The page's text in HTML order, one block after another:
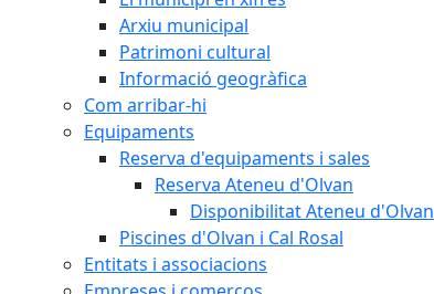
Arxiu municipal
Patrimoni cultural
Informació geogràfica
Com arribar-hi
Equipaments
Reserva d'equipaments i sales
Reserva Ateneu d'Olvan
Disponibilitat Ateneu d'Olvan
Piscines d'Olvan i Cal Rosal
Entitats i associacions